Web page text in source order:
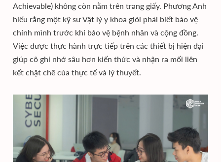
Achievable) không còn nằm trên trang giấy. Phương Anh
hiểu rằng một kỹ sư Vật lý y khoa giỏi phải biết bảo vệ
chính mình trước khi bảo vệ bệnh nhân và cộng đồng.
Việc được thực hành trực tiếp trên các thiết bị hiện đại
giúp cô ghi nhớ sâu hơn kiến thức và nhận ra mối liên
kết chặt chẽ của thực tế và lý thuyết.